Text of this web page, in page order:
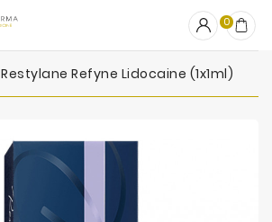
0
Restylane Refyne Lidocaine (1x1ml)